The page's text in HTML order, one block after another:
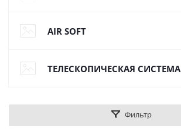
AIR SOFT
ТЕЛЕСКОПИЧЕСКАЯ СИСТЕМА
Фильтр